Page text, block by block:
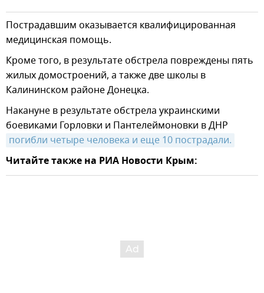
Пострадавшим оказывается квалифицированная
медицинская помощь.
Кроме того, в результате обстрела повреждены пять
жилых домостроений, а также две школы в
Калининском районе Донецка.
Накануне в результате обстрела украинскими
боевиками Горловки и Пантелеймоновки в ДНР
погибли четыре человека и еще 10 пострадали.
Читайте также на РИА Новости Крым: